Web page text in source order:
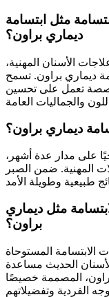
مثل ابتسامة
ديماري براون؟
الأسنان المهنية،
ديماري براون. تسمح
تعمل على تحسين
ديماري براون؟
على مدار عدة أشهر،
المهنية. ضمن الصبر
مثل ديماري
براون؟
المستوحاة
الحديث مساعدة
المصممة خصيصًا